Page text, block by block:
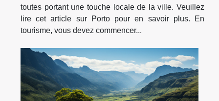
toutes portant une touche locale de la ville. Veuillez
lire cet article sur Porto pour en savoir plus. En
tourisme, vous devez commencer...